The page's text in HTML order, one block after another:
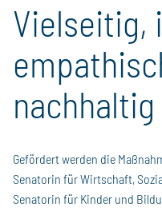
Vielseitig,
nachhaltig
Gefördert werden die
Senatorin für Wirtschaft,
Senatorin für Kinder und